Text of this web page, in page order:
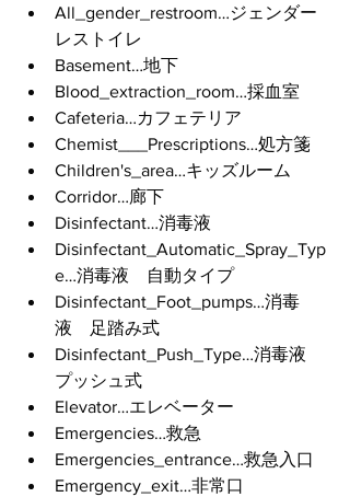
All_gender_restroom…ジェンダー
レストイレ
Basement…地下
Blood_extraction_room…採血室
Cafeteria…カフェテリア
Chemist___Prescriptions…処方箋
Children's_area…キッズルーム
Corridor…廊下
Disinfectant…消毒液
Disinfectant_Automatic_Spray_Typ
e…消毒液　自動タイプ
Disinfectant_Foot_pumps…消毒
液　足踏み式
Disinfectant_Push_Type…消毒液
プッシュ式
Elevator…エレベーター
Emergencies…救急
Emergencies_entrance…救急入口
Emergency_exit…非常口